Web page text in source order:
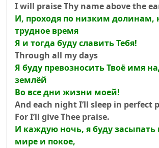
I will praise Thy name above the
И, проходя по низким долинам,
трудное время
Я и тогда буду славить Тебя!
Through all my days
Я буду превозносить Твоё имя
землёй
Во все дни жизни моей!
And each night I’ll sleep in perfect
For I’ll give Thee praise.
И каждую ночь, я буду засыпать
мире и покое,